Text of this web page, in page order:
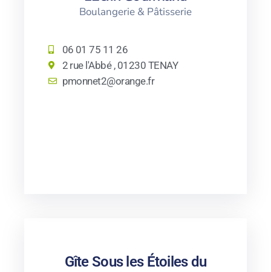
Boulangerie & Pâtisserie
06 01 75 11 26
2 rue l'Abbé , 01230 TENAY
pmonnet2@orange.fr
Gîte Sous les Étoiles du